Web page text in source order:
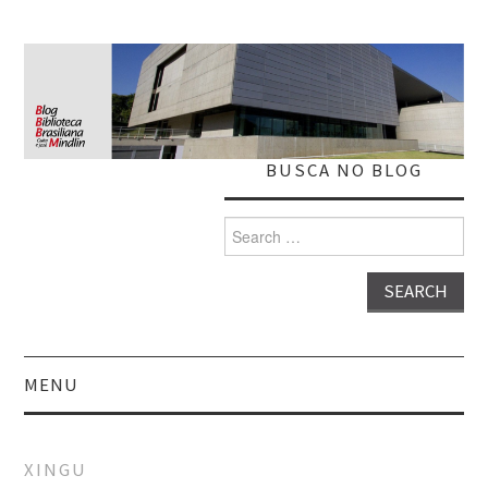
BUSCA NO BLOG
Search
for:
MENU
XINGU